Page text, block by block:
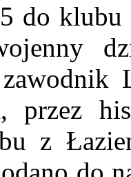
do
przez
z